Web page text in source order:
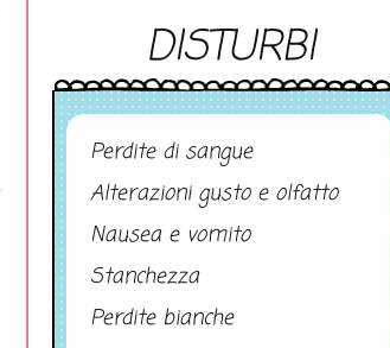
DISTURBI
Perdite di sangue
Alterazioni gusto e olfatto
Nausea e vomito
Stanchezza
Perdite bianche